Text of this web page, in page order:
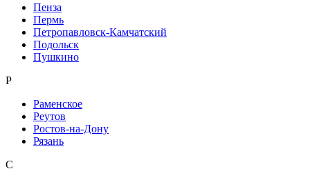
Пенза
Пермь
Петропавловск-Камчатский
Подольск
Пушкино
Р
Раменское
Реутов
Ростов-на-Дону
Рязань
С